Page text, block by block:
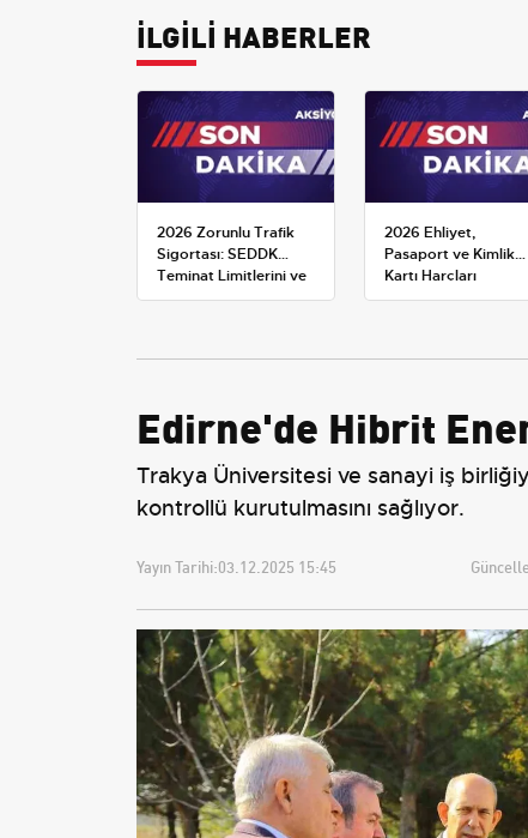
İLGİLİ HABERLER
2026 Zorunlu Trafik
Sigortası: SEDDK
Teminat Limitlerini ve
Çoklu Araç Tarifesini
2026 Ehliyet,
Pasaport ve Kimlik
Kartı Harçları
Resmileşti: Yeni
Edirne'de Hibrit
Trakya Üniversitesi ve sanayi iş
kontrollü kurutulmasını sağlıyor.
Yayın Tarihi:03.12.2025 15:45